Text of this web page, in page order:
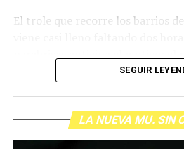
Gonzalo Giles,
comunicador
Ganar la vida: La
Su hijo Ciro tenía 120 veces más
donde se encontraron pesticidas
Bajo amenazas de muerte
El trole que recorre los barrios
Agostina Vega, 14 años. Era fácil
atiende a su gente. Los que
mullidos de las oficinas del
SEGUIR
LA NUEVA MU. SIN